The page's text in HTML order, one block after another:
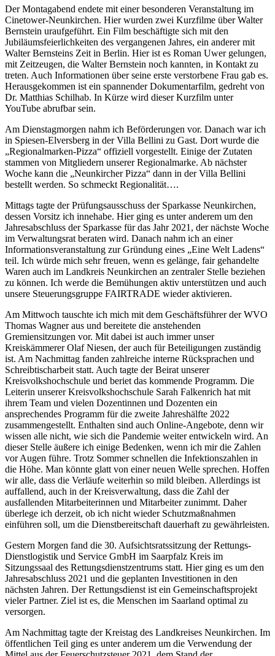
Der Montagabend endete mit einer besonderen Veranstaltung im
Cinetower-Neunkirchen. Hier wurden zwei Kurzfilme über Walter
Bernstein uraufgeführt. Ein Film beschäftigte sich mit den
Jubiläumsfeierlichkeiten des vergangenen Jahres, ein anderer mit
Walter Bernsteins Zeit in Berlin. Hier ist es Roman Uwer gelungen,
mit Zeitzeugen, die Walter Bernstein noch kannten, in Kontakt zu
treten. Auch Informationen über seine erste verstorbene Frau gab es.
Herausgekommen ist ein spannender Dokumentarfilm, gedreht von
Dr. Matthias Schilhab. In Kürze wird dieser Kurzfilm unter
YouTube abrufbar sein.
Am Dienstagmorgen nahm ich Beförderungen vor. Danach war ich
in Spiesen-Elversberg in der Villa Bellini zu Gast. Dort wurde die
„Regionalmarken-Pizza“ offiziell vorgestellt. Einige der Zutaten
stammen von Mitgliedern unserer Regionalmarke. Ab nächster
Woche kann die „Neunkircher Pizza“ dann in der Villa Bellini
bestellt werden. So schmeckt Regionalität….
Mittags tagte der Prüfungsausschuss der Sparkasse Neunkirchen,
dessen Vorsitz ich innehabe. Hier ging es unter anderem um den
Jahresabschluss der Sparkasse für das Jahr 2021, der nächste Woche
im Verwaltungsrat beraten wird. Danach nahm ich an einer
Informationsveranstaltung zur Gründung eines „Eine Welt Ladens“
teil. Ich würde mich sehr freuen, wenn es gelänge, fair gehandelte
Waren auch im Landkreis Neunkirchen an zentraler Stelle beziehen
zu können. Ich werde die Bemühungen aktiv unterstützen und auch
unsere Steuerungsgruppe FAIRTRADE wieder aktivieren.
Am Mittwoch tauschte ich mich mit dem Geschäftsführer der WVO
Thomas Wagner aus und bereitete die anstehenden
Gremiensitzungen vor. Mit dabei ist auch immer unser
Kreiskämmerer Olaf Niesen, der auch für Beteiligungen zuständig
ist. Am Nachmittag fanden zahlreiche interne Rücksprachen und
Schreibtischarbeit statt. Auch tagte der Beirat unserer
Kreisvolkshochschule und beriet das kommende Programm. Die
Leiterin unserer Kreisvolkshochschule Sarah Falkenrich hat mit
ihrem Team und vielen Dozentinnen und Dozenten ein
ansprechendes Programm für die zweite Jahreshälfte 2022
zusammengestellt. Enthalten sind auch Online-Angebote, denn wir
wissen alle nicht, wie sich die Pandemie weiter entwickeln wird. An
dieser Stelle äußere ich einige Bedenken, wenn ich mir die Zahlen
vor Augen führe. Trotz Sommer schnellen die Infektionszahlen in
die Höhe. Man könnte glatt von einer neuen Welle sprechen. Hoffen
wir alle, dass die Verläufe weiterhin so mild bleiben. Allerdings ist
auffallend, auch in der Kreisverwaltung, dass die Zahl der
ausfallenden Mitarbeiterinnen und Mitarbeiter zunimmt. Daher
überlege ich derzeit, ob ich nicht wieder Schutzmaßnahmen
einführen soll, um die Dienstbereitschaft dauerhaft zu gewährleisten.
Gestern Morgen fand die 30. Aufsichtsratssitzung der Rettungs-
Dienstlogistik und Service GmbH im Saarpfalz Kreis im
Sitzungssaal des Rettungsdienstzentrums statt. Hier ging es um den
Jahresabschluss 2021 und die geplanten Investitionen in den
nächsten Jahren. Der Rettungsdienst ist ein Gemeinschaftsprojekt
vieler Partner. Ziel ist es, die Menschen im Saarland optimal zu
versorgen.
Am Nachmittag tagte der Kreistag des Landkreises Neunkirchen. Im
öffentlichen Teil ging es unter anderem um die Verwendung der